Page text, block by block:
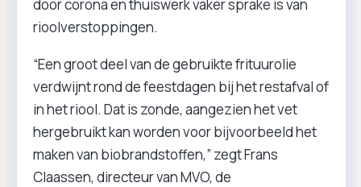
door corona en thuiswerk vaker sprake is van
rioolverstoppingen.
“Een groot deel van de gebruikte frituurolie
verdwijnt rond de feestdagen bij het restafval of
in het riool. Dat is zonde, aangezien het vet
hergebruikt kan worden voor bijvoorbeeld het
maken van biobrandstoffen,” zegt Frans
Claassen, directeur van MVO, de